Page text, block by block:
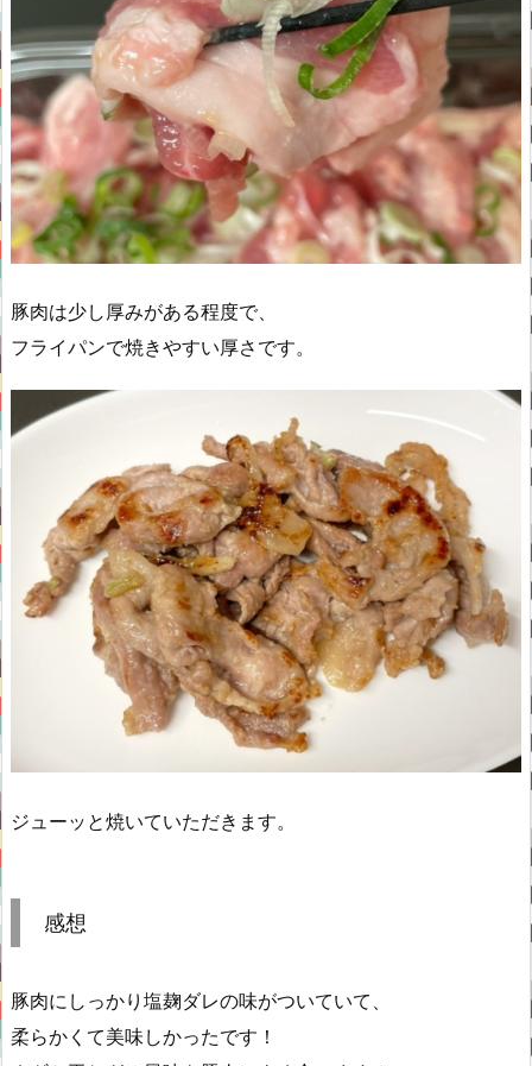
豚肉は少し厚みがある程度で、
フライパンで焼きやすい厚さです。
ジューッと焼いていただきます。
感想
豚肉にしっかり塩麹ダレの味がついていて、
柔らかくて美味しかったです！